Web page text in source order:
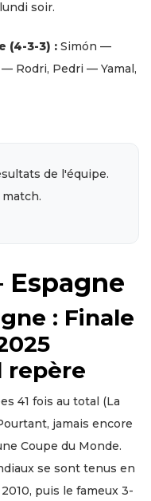
soir.
(4-3-3) : Simón —
Rodri, Pedri — Yamal,
de l'équipe.
Espagne
: Finale
repère
41 fois au total (La
jamais encore
Coupe du Monde.
se sont tenus en
puis le fameux 3-